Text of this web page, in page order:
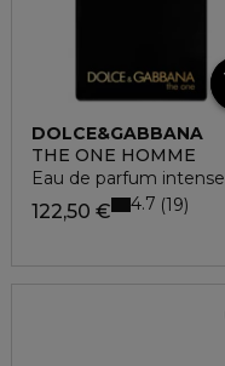
DOLCE&GABBANA
THE ONE HOMME
Eau de parfum intense
122,50 € 4.7 19